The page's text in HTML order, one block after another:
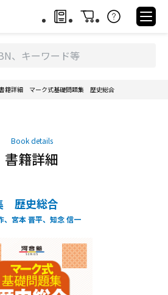
籍詳細 マーク式基礎問題集 歴史総合
Book details
書籍詳細
歴史総合
宮本 晋平、知念 信一